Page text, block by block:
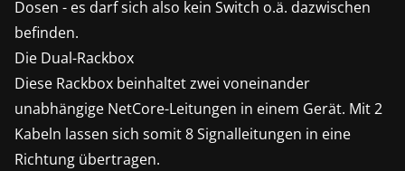
Dosen - es darf sich also kein Switch o.ä. dazwischen
befinden.
Die Dual-Rackbox
Diese Rackbox beinhaltet zwei voneinander
unabhängige NetCore-Leitungen in einem Gerät. Mit 2
Kabeln lassen sich somit 8 Signalleitungen in eine
Richtung übertragen.